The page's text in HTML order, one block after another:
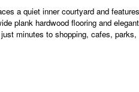
a quiet inner courtyard and
plank hardwood flooring and
minutes to shopping, cafes,